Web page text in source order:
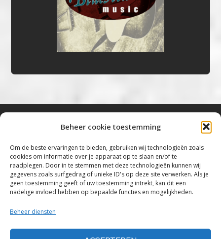
Beheer cookie toestemming
Om de beste ervaringen te bieden, gebruiken wij technologieën zoals
cookies om informatie over je apparaat op te slaan en/of te
raadplegen. Door in te stemmen met deze technologieën kunnen wij
gegevens zoals surfgedrag of unieke ID's op deze site verwerken. Als je
geen toestemming geeft of uw toestemming intrekt, kan dit een
nadelige invloed hebben op bepaalde functies en mogelijkheden.
Beheer diensten
“Voor de mooiste Blues, Rock, Roots &
Americana”
Copyright 2019 – 2026 Bluestown Music – All